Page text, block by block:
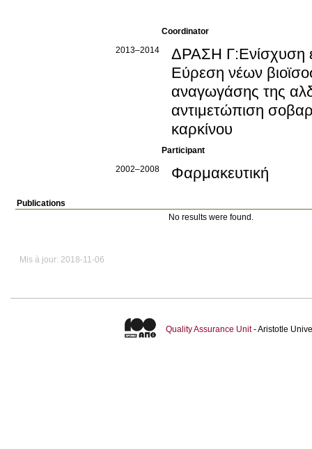
Coordinator
2013–2014
ΔΡΑΣΗ Γ:Ενίσχυση
Εύρεση νέων
αναγωγάσης της
αντιμετώπιση
καρκίνου
Participant
2002–2008
Φαρμακευτική
Publications
No results were found.
Mis à jour: 2018-11-06
Quality Assurance Unit- Aristotle